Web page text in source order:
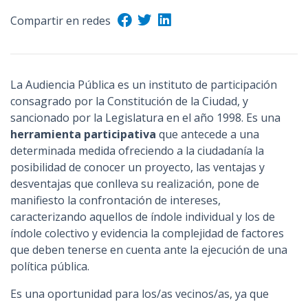
Compartir en redes
La Audiencia Pública es un instituto de participación
consagrado por la Constitución de la Ciudad, y
sancionado por la Legislatura en el año 1998. Es una
herramienta participativa que antecede a una
determinada medida ofreciendo a la ciudadanía la
posibilidad de conocer un proyecto, las ventajas y
desventajas que conlleva su realización, pone de
manifiesto la confrontación de intereses,
caracterizando aquellos de índole individual y los de
índole colectivo y evidencia la complejidad de factores
que deben tenerse en cuenta ante la ejecución de una
política pública.
Es una oportunidad para los/as vecinos/as, ya que